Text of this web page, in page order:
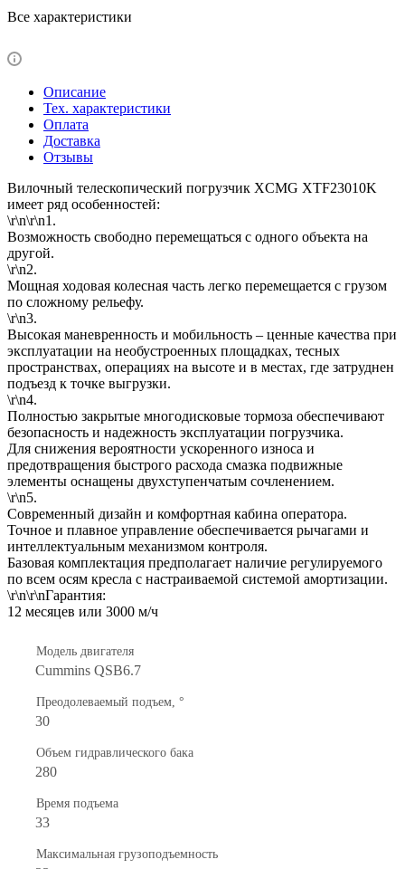
Все характеристики
Описание
Тех. характеристики
Оплата
Доставка
Отзывы
Вилочный телескопический погрузчик XCMG XTF23010K
имеет ряд особенностей:
\r\n\r\n1.
Возможность свободно перемещаться с одного объекта на
другой.
\r\n2.
Мощная ходовая колесная часть легко перемещается с грузом
по сложному рельефу.
\r\n3.
Высокая маневренность и мобильность – ценные качества при
эксплуатации на необустроенных площадках, тесных
пространствах, операциях на высоте и в местах, где затруднен
подъезд к точке выгрузки.
\r\n4.
Полностью закрытые многодисковые тормоза обеспечивают
безопасность и надежность эксплуатации погрузчика.
Для снижения вероятности ускоренного износа и
предотвращения быстрого расхода смазка подвижные
элементы оснащены двухступенчатым сочленением.
\r\n5.
Современный дизайн и комфортная кабина оператора.
Точное и плавное управление обеспечивается рычагами и
интеллектуальным механизмом контроля.
Базовая комплектация предполагает наличие регулируемого
по всем осям кресла с настраиваемой системой амортизации.
\r\n\r\nГарантия:
12 месяцев или 3000 м/ч
Модель двигателя
Cummins QSB6.7
Преодолеваемый подъем, °
30
Объем гидравлического бака
280
Время подъема
33
Максимальная грузоподъемность